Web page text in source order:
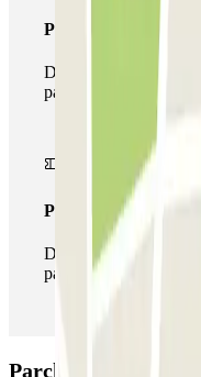
Pass multiparking
Durante il tuo
parcheggi disponibili
Pass illlimitato
Durante il tuo
parcheggio tutte le
Parcheggio Victor